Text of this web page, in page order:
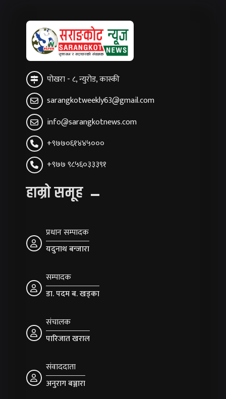
पोखरा - ८, न्युरोड, कास्की
sarangkotweekly63@gmail.com
info@sarangkotnews.com
+९७७०६१४४५०००
+९७७ ९८५६०३३३९१
हाम्रो समूह
प्रधान सम्पादक
यदुनाथ बन्जारा
सम्पादक
डा. पदम ब. खड्का
संचालक
पारिजात खराल
संवाददाता
अनुराग बञ्जारा